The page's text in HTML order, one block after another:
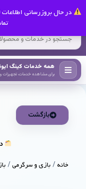
در حال بروزرسانی
کینگ ایونت
همه خدمات کینگ
برای مشاهده خدمات، تجهیزات
بازگشت
خانه/ بازی و سرگرمی/